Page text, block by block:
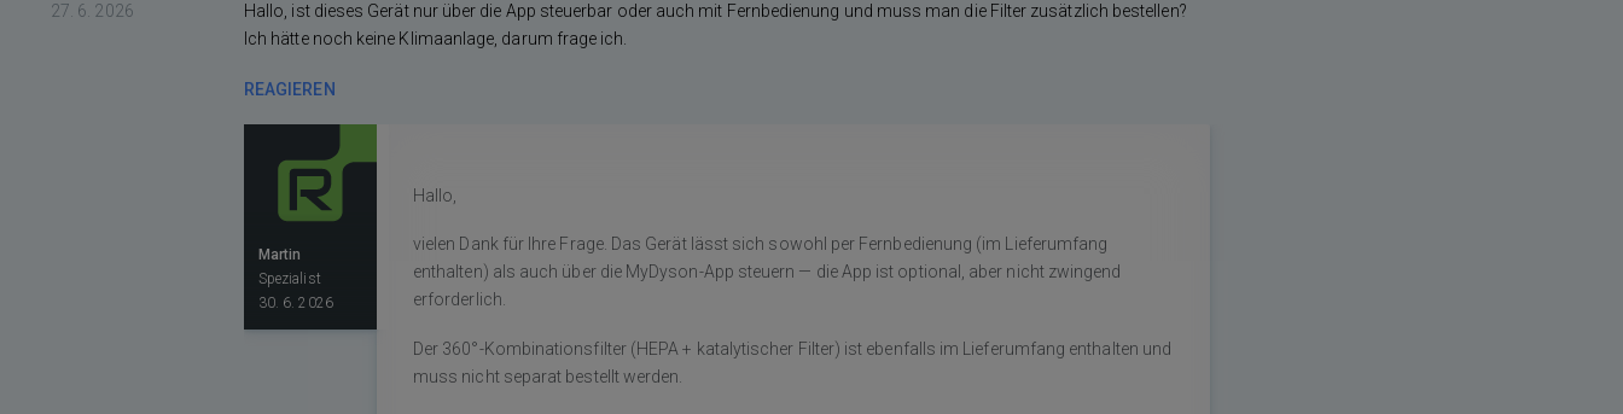
27. 6. 2026
Hallo, ist dieses Gerät nur über die App steuerbar oder auch mit Fernbedienung und muss man die Filter zusätzlich bestellen?
Ich hätte noch keine Klimaanlage, darum frage ich.
REAGIEREN
Martin
Spezialist
30. 6. 2026
Hallo,
vielen Dank für Ihre Frage. Das Gerät lässt sich sowohl per Fernbedienung (im Lieferumfang
enthalten) als auch über die MyDyson-App steuern — die App ist optional, aber nicht zwingend
erforderlich.
Der 360°-Kombinationsfilter (HEPA + katalytischer Filter) ist ebenfalls im Lieferumfang enthalten und
muss nicht separat bestellt werden.